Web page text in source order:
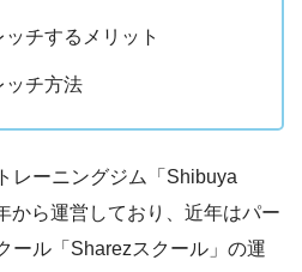
チするメリット
ッチ方法
レーニングジム「Shibuya
から運営しており、近年はパー
ール「Sharezスクール」の運